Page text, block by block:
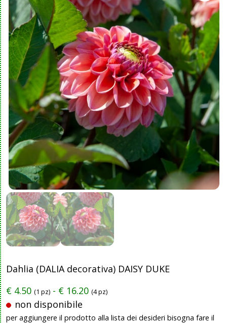
Dahlia (DALIA decorativa) DAISY DUKE
€ 4.50 (1 pz) - € 16.20 (4 pz)
non disponibile
per aggiungere il prodotto alla lista dei desideri bisogna fare il